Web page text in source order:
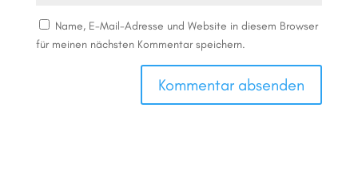
Name, E-Mail-Adresse und Website in diesem Browser
für meinen nächsten Kommentar speichern.